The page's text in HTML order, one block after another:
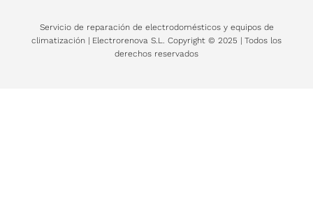
Servicio de reparación de electrodomésticos y equipos de
climatización | Electrorenova S.L. Copyright © 2025 | Todos los
derechos reservados